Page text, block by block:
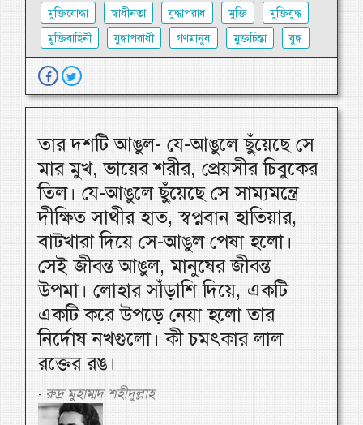
মুক্তিযোদ্ধা স্বাধীনতা যুদ্ধাপরাধ মুক্তি
মুক্তিযুদ্ধ
মুক্তিবাহিনী
যুদ্ধাপরাধী গণমানুষ মুক্তচিন্তা যুদ্ধ
তার দশটি আঙুল- যে-আঙুলে ছুঁয়েছে সে
মার মুখ, ভায়ের শরীর, প্রেয়সীর চিবুকের
তিল। যে-আঙুলে ছুঁয়েছে সে সাম্যমন্ত্রে
দীক্ষিত সাথীর হাত, স্বপ্নবান হাতিয়ার,
বাটখারা দিয়ে সে-আঙুল পেষা হলো।
সেই জীবন্ত আঙুল, মানুষের জীবন্ত
উপমা। লোহার সাঁড়াশি দিয়ে, একটি
একটি করে উপড়ে নেয়া হলো তার
নির্দোষ নখগুলো। কী চমৎকার লাল
রক্তের রঙ।
- রুদ্র মুহাম্মদ শহীদুল্লাহ